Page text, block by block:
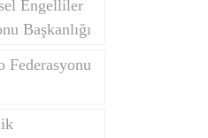
Engelliler
Başkanlığı
Federasyonu